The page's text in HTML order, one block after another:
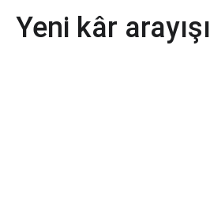
Yeni kâr arayışı